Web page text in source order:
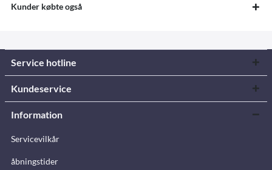
Kunder købte også
Service hotline
Kundeservice
Information
Servicevilkår
åbningstider